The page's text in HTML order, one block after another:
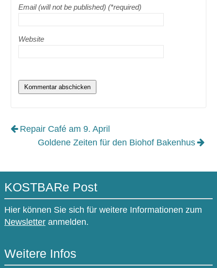
Email (will not be published) (*required)
Website
Repair Café am 9. April
Goldene Zeiten für den Biohof Bakenhus
KOSTBARe Post
Hier können Sie sich für weitere Informationen zum
Newsletteranmelden.
Weitere Infos